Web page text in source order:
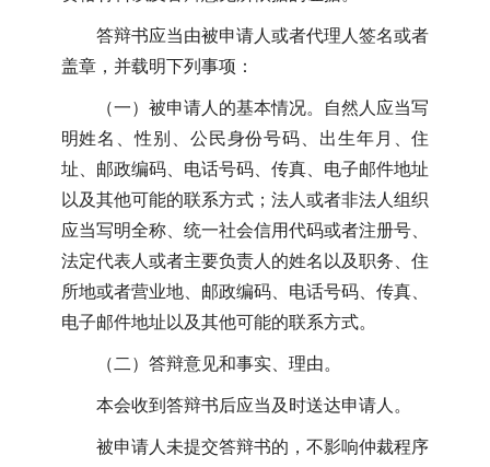
答辩书应当由被申请人或者代理人签名或者
盖章，并载明下列事项：
（一）被申请人的基本情况。自然人应当写
明姓名、性别、公民身份号码、出生年月、住
址、邮政编码、电话号码、传真、电子邮件地址
以及其他可能的联系方式；法人或者非法人组织
应当写明全称、统一社会信用代码或者注册号、
法定代表人或者主要负责人的姓名以及职务、住
所地或者营业地、邮政编码、电话号码、传真、
电子邮件地址以及其他可能的联系方式。
（二）答辩意见和事实、理由。
本会收到答辩书后应当及时送达申请人。
被申请人未提交答辩书的，不影响仲裁程序